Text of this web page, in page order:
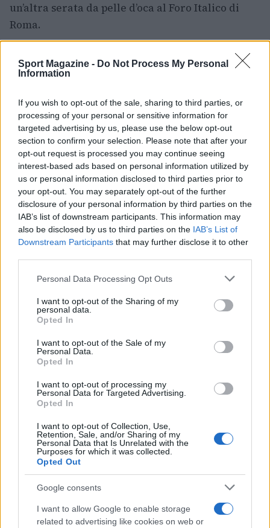
Sport Magazine - Do Not Process My Personal
Information
If you wish to opt-out of the sale, sharing to third parties, or
processing of your personal or sensitive information for
targeted advertising by us, please use the below opt-out
section to confirm your selection. Please note that after your
opt-out request is processed you may continue seeing
interest-based ads based on personal information utilized by
us or personal information disclosed to third parties prior to
your opt-out. You may separately opt-out of the further
disclosure of your personal information by third parties on the
IAB’s list of downstream participants. This information may
also be disclosed by us to third parties on the IAB’s List of
Downstream Participants that may further disclose it to other
Please note that this website/app uses one or more Google
not limited to your visit or usage behaviour. You may click to
grant or deny consent to Google and its third-party tags to
use your data for below specified purposes in below Google
consent section.
Personal Data Processing Opt Outs
I want to opt-out of the Sharing of my
personal data.
Opted In
I want to opt-out of the Sale of my
Personal Data.
Opted In
I want to opt-out of processing my
Personal Data for Targeted Advertising.
Opted In
I want to opt-out of Collection, Use,
Retention, Sale, and/or Sharing of my
Personal Data that Is Unrelated with the
Purposes for which it was collected.
Opted Out
Google consents
I want to allow Google to enable storage
related to advertising like cookies on web or
un’altra serata da pelle d’oca al Foro Italico di
Roma.
AUTORE
Francesca Lombardi, fiorentina, prese appunti
tecnici dal primo box di un circuito toscano e
da allora firma approfondimenti sui motori. In
redazione sostiene un approccio metodico
alle prove su pista, cura il format 'tecnica e
cronaca' e conserva i fogli di appunti del
debutto tecnico in autodromo.
Continua a leggere
ALTRI SPORT